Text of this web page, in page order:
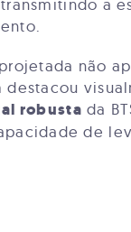
a
não
robusta da
de